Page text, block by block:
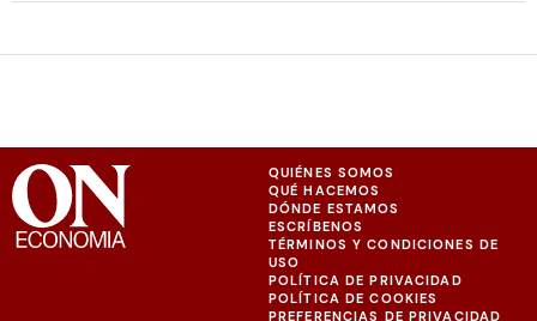
QUIÉNES SOMOS
QUÉ HACEMOS
DÓNDE ESTAMOS
ESCRÍBENOS
TÉRMINOS Y CONDICIONES DE
USO
POLÍTICA DE PRIVACIDAD
POLÍTICA DE COOKIES
PREFERENCIAS DE PRIVACIDAD